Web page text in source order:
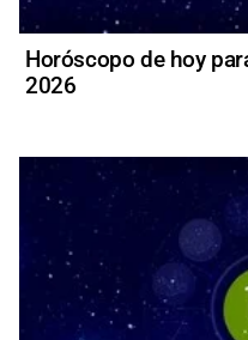
Horóscopo de hoy
2026